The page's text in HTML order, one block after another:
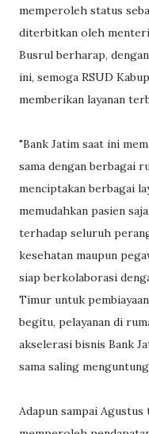
memperoleh status
diterbitkan oleh
Busrul berharap,
ini, semoga RSUD
memberikan layanan
"Bank Jatim saat ini
sama dengan berbagai
menciptakan berbagai
memudahkan pasien
terhadap seluruh
kesehatan maupun
siap berkolaborasi
Timur untuk
begitu, pelayanan di
akselerasi bisnis Bank
sama saling
Adapun sampai